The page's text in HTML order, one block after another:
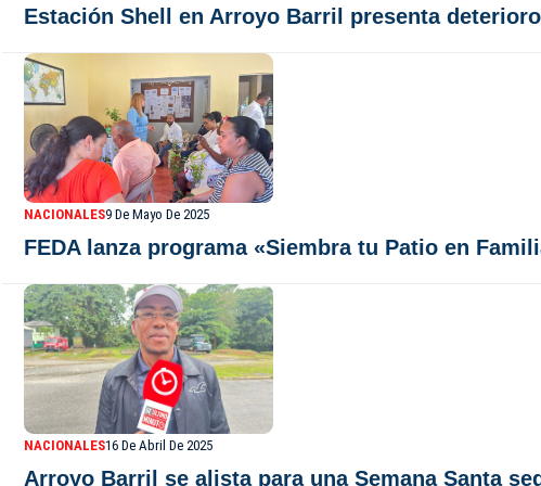
Estación Shell en Arroyo Barril presenta
NACIONALES9 De Mayo De 2025
FEDA lanza programa «Siembra tu Patio en
NACIONALES16 De Abril De 2025
Arroyo Barril se alista para una Semana Santa